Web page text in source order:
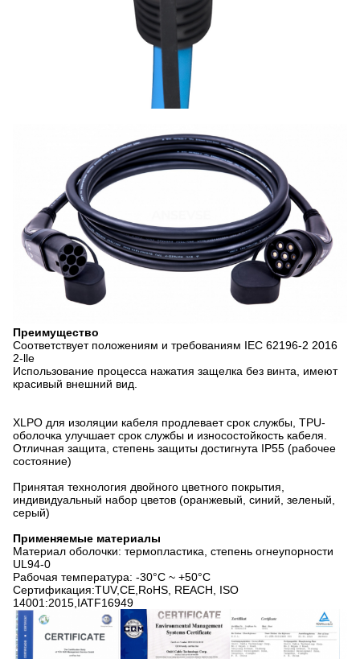
Преимущество
Соответствует положениям и требованиям IEC 62196-2 2016
2-lle
Использование процесса нажатия защелка без винта, имеют
красивый внешний вид.
XLPO для изоляции кабеля продлевает срок службы, TPU-
оболочка улучшает срок службы и износостойкость кабеля.
Отличная защита, степень защиты достигнута IP55 (рабочее
состояние)
Принятая технология двойного цветного покрытия,
индивидуальный набор цветов (оранжевый, синий, зеленый,
серый)
Применяемые материалы
Материал оболочки: термопластика, степень огнеупорности
UL94-0
Рабочая температура: -30°C ~ +50°C
Сертификация:TUV,CE,RoHS, REACH, ISO
14001:2015,IATF16949